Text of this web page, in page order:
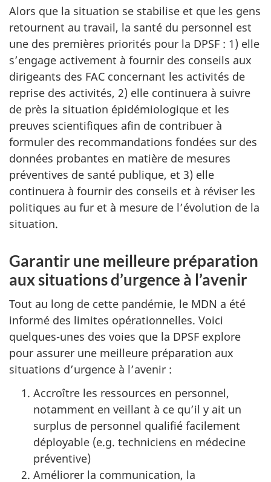
Alors que la situation se stabilise et que les gens
retournent au travail, la santé du personnel est
une des premières priorités pour la DPSF : 1) elle
s’engage activement à fournir des conseils aux
dirigeants des FAC concernant les activités de
reprise des activités, 2) elle continuera à suivre
de près la situation épidémiologique et les
preuves scientifiques afin de contribuer à
formuler des recommandations fondées sur des
données probantes en matière de mesures
préventives de santé publique, et 3) elle
continuera à fournir des conseils et à réviser les
politiques au fur et à mesure de l’évolution de la
situation.
Garantir une meilleure préparation
aux situations d’urgence à l’avenir
Tout au long de cette pandémie, le MDN a été
informé des limites opérationnelles. Voici
quelques-unes des voies que la DPSF explore
pour assurer une meilleure préparation aux
situations d’urgence à l’avenir :
Accroître les ressources en personnel,
notamment en veillant à ce qu’il y ait un
surplus de personnel qualifié facilement
déployable (e.g. techniciens en médecine
préventive)
Améliorer la communication, la